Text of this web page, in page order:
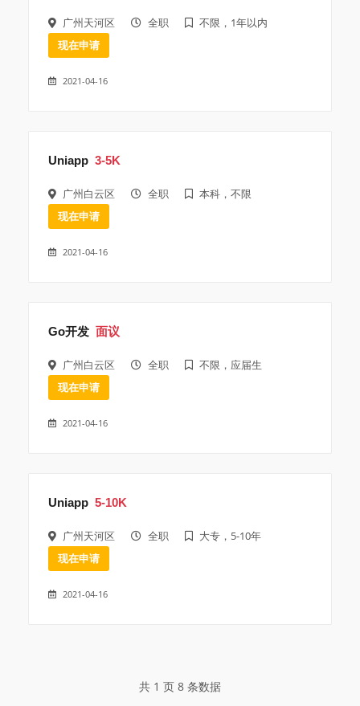
广州天河区 全职 不限，1年以内
现在申请
2021-04-16
Uniapp 3-5K
广州白云区 全职 本科，不限
现在申请
2021-04-16
Go开发 面议
广州白云区 全职 不限，应届生
现在申请
2021-04-16
Uniapp 5-10K
广州天河区 全职 大专，5-10年
现在申请
2021-04-16
共 1 页 8 条数据